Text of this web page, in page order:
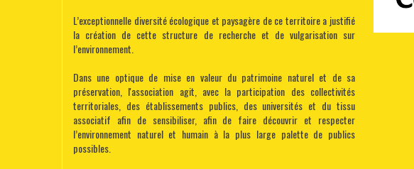
L’exceptionnelle diversité écologique et paysagère de ce territoire a justifié
la création de cette structure de recherche et de vulgarisation sur
l’environnement.
Dans une optique de mise en valeur du patrimoine naturel et de sa
préservation, l'association agit, avec la participation des collectivités
territoriales, des établissements publics, des universités et du tissu
associatif afin de sensibiliser, afin de faire découvrir et respecter
l’environnement naturel et humain à la plus large palette de publics
possibles.